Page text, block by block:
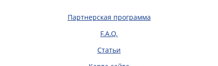
Партнерская программа
F.A.Q.
Статьи